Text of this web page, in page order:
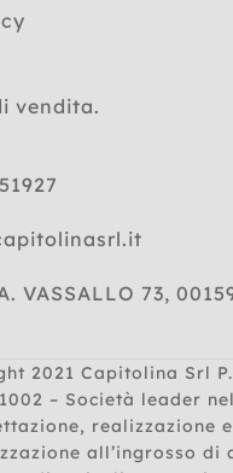
vendita.
VASSALLO 73,
2021Capitolina Srl
– Società leader
realizzazione e
all’ingrosso di